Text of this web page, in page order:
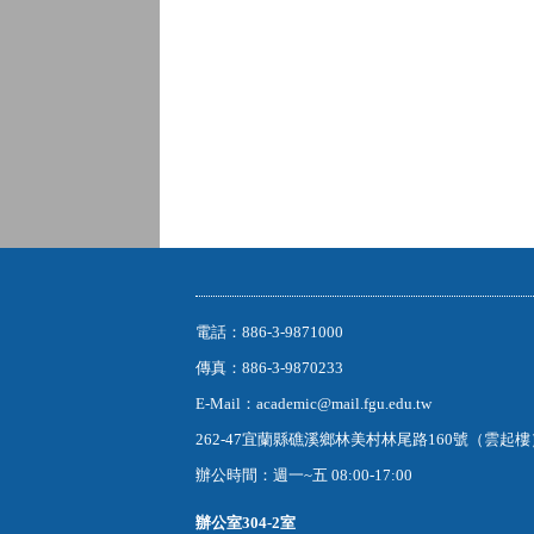
電話：886-3-9871000
傳真：886-3-9870233
E-Mail：academic@mail.fgu.edu.tw
262-47宜蘭縣礁溪鄉林美村林尾路160號（雲起
辦公時間：週一~五 08:00-17:00
辦公室304-2室